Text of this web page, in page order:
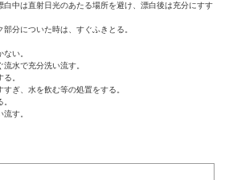
白中は直射日光のあたる場所を避け、漂白後は充分にすす
分についた時は、すぐふきとる。
い。
水で充分洗い流す。
。
ぎ、水を飲む等の処置をする。
す。